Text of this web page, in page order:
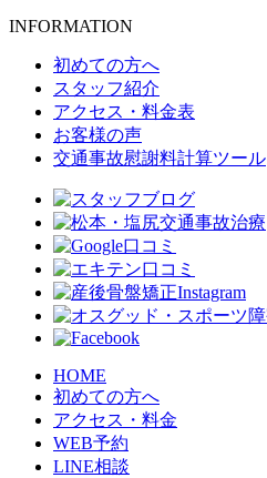
INFORMATION
初めての方へ
スタッフ紹介
アクセス・料金表
お客様の声
交通事故慰謝料計算ツール
HOME
初めての方へ
アクセス・料金
WEB予約
LINE相談